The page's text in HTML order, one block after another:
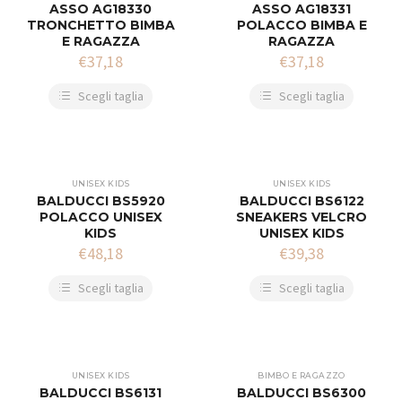
ASSO AG18330
TRONCHETTO BIMBA
E RAGAZZA
€37,18
Scegli taglia
ASSO AG18331
POLACCO BIMBA E
RAGAZZA
€37,18
Scegli taglia
UNISEX KIDS
BALDUCCI BS5920
POLACCO UNISEX
KIDS
€48,18
Scegli taglia
UNISEX KIDS
BALDUCCI BS6122
SNEAKERS VELCRO
UNISEX KIDS
€39,38
Scegli taglia
UNISEX KIDS
BALDUCCI BS6131
BIMBO E RAGAZZO
BALDUCCI BS6300